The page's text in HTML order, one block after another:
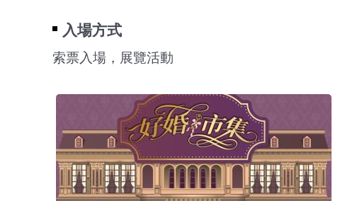
入場方式
索票入場，展覽活動